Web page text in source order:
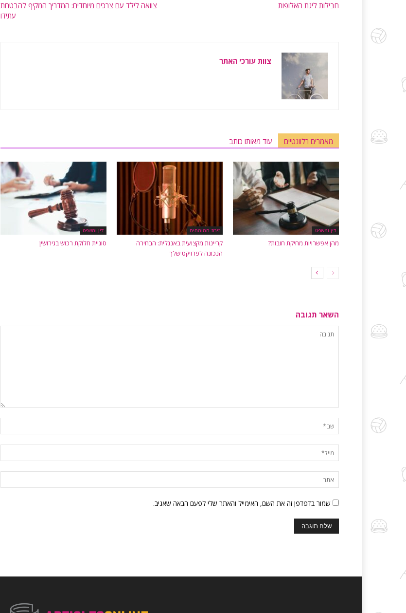
חבילות ליגת האלופות
צוואה לילד עם צרכים מיוחדים: המדריך המקיף להבטחת
עתידו
צוות עורכי האתר
מאמרים רלוונטיים עוד מאותו כותב
דין ומשפט
מהן אפשרויות מחיקת חובות?
זירת המומחים
קריינות מקצועית באנגלית: הבחירה
הנכונה לפרויקט שלך
דין ומשפט
סוגיית חלוקת רכוש בגירושין
השאר תגובה
שמור בדפדפן זה את השם, האימייל והאתר שלי לפעם הבאה שאגיב.